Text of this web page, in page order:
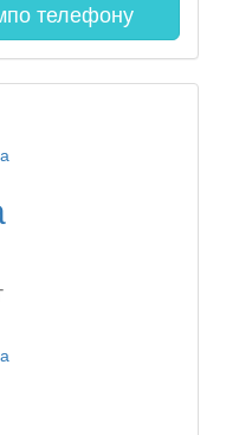
по телефону